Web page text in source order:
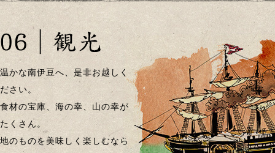
温かな南伊豆へ、是非お越しく
ださい。
食材の宝庫、海の幸、山の幸が
たくさん。
地のものを美味しく楽しむなら